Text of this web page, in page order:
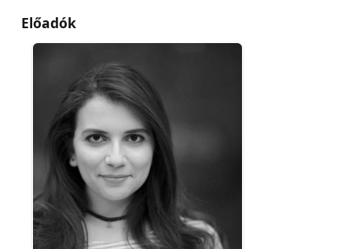
Előadók